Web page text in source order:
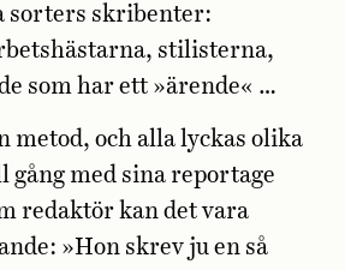
sorters skribenter:
stilisterna,
som har ett »ärende« …
metod, och alla lyckas olika
gång med sina reportage
redaktör kan det vara
»Hon skrev ju en så